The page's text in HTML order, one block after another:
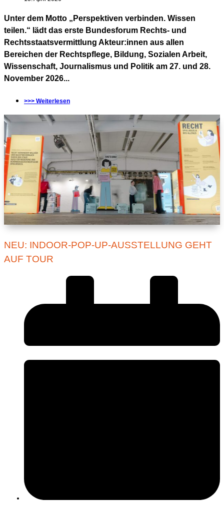
Unter dem Motto „Perspektiven verbinden. Wissen
teilen.“ lädt das erste Bundesforum Rechts- und
Rechtsstaatsvermittlung Akteur:innen aus allen
Bereichen der Rechtspflege, Bildung, Sozialen Arbeit,
Wissenschaft, Journalismus und Politik am 27. und 28.
November 2026...
>>> Weiterlesen
NEU: INDOOR-POP-UP-AUSSTELLUNG GEHT
AUF TOUR